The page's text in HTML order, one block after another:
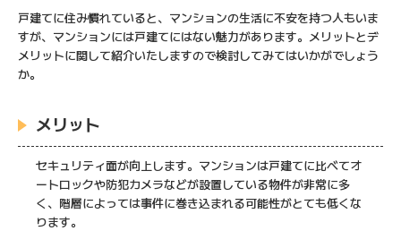
戸建てに住み慣れていると、マンションの生活に不安を持つ人もいま
すが、マンションには戸建てにはない魅力があります。メリットとデ
メリットに関して紹介いたしますので検討してみてはいかがでしょう
か。
メリット
セキュリティ面が向上します。マンションは戸建てに比べてオ
ートロックや防犯カメラなどが設置している物件が非常に多
く、階層によっては事件に巻き込まれる可能性がとても低くな
ります。